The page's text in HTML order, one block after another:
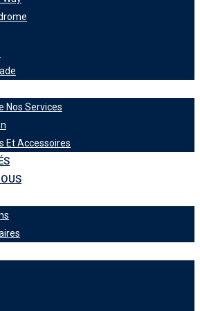
Nos Services
Et Accessoires